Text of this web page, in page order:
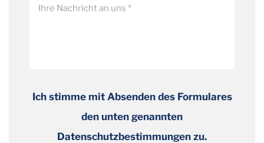
Ich stimme mit Absenden des Formulares
den unten genannten
Datenschutzbestimmungen zu.